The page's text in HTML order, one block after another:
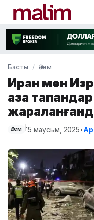
Басты Әлем
Иран мен
қаза
Әлем 15 маусым, 2025•